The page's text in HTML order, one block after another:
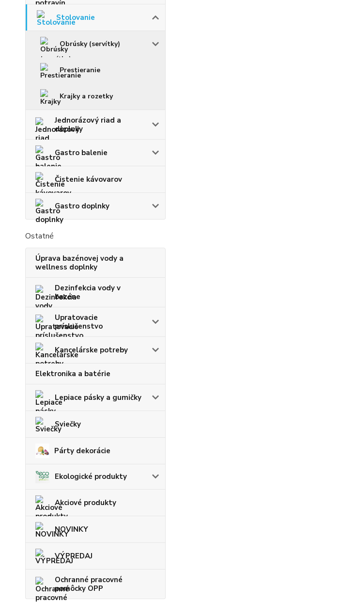
Stolovanie
Obrúsky (servítky)
Prestieranie
Krajky a rozetky
Jednorázový riad a
doplnky
Gastro balenie
Čistenie kávovarov
Gastro doplnky
Ostatné
Úprava bazénovej vody a
wellness doplnky
Dezinfekcia vody v
bazéne
Upratovacie
príslušenstvo
Kancelárske potreby
Elektronika a batérie
Lepiace pásky a gumičky
Sviečky
Párty dekorácie
Ekologické produkty
Akciové produkty
NOVINKY
VÝPREDAJ
Ochranné pracovné
pomôcky OPP